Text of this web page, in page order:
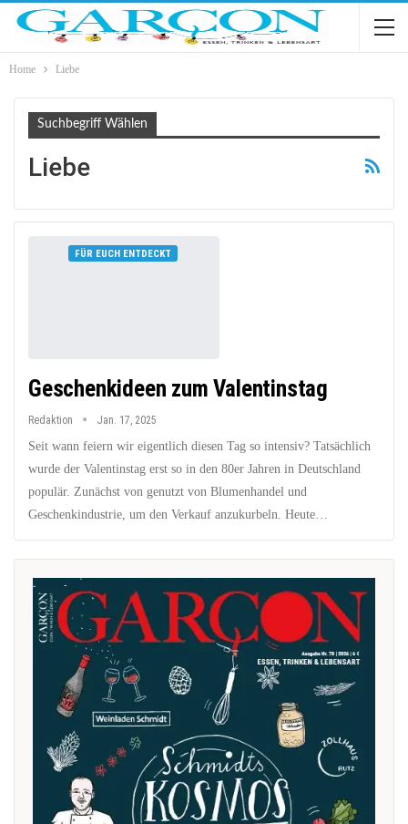
Home Liebe
Suchbegriff Wählen
Liebe
FÜR EUCH ENTDECKT
Geschenkideen zum Valentinstag
Redaktion Jan. 17, 2025
Seit wann feiern wir eigentlich diesen Tag so intensiv? Tatsächlich
wurde der Valentinstag erst so in den 80er Jahren in Deutschland
populär. Zunächst von genutzt von Blumenhandel und
Geschenkindustrie, um den Verkauf anzukurbeln. Heute…